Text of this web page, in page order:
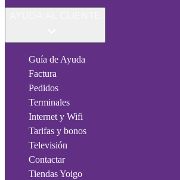
Guía de Ayuda
Factura
Pedidos
Terminales
Internet y Wifi
Tarifas y bonos
Televisión
Contactar
Tiendas Yoigo